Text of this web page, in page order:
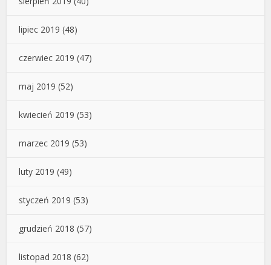
lipiec 2019 (48)
czerwiec 2019 (47)
maj 2019 (52)
kwiecień 2019 (53)
marzec 2019 (53)
luty 2019 (49)
styczeń 2019 (53)
grudzień 2018 (57)
listopad 2018 (62)